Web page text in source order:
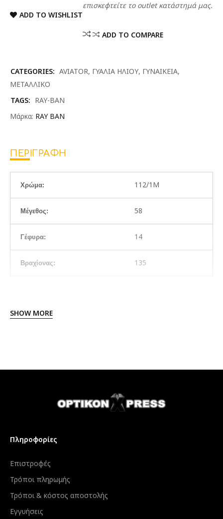
επισκεφτείτε το outlet κατάστημά μας.
ADD TO WISHLIST
ADD TO COMPARE
CATEGORIES: AVIATOR, ΓΥΑΛΙΑ ΗΛΙΟΥ, ΓΥΝΑΙΚΕΙΑ,
ΜΕΤΑΛΛΙΚΟ
TAGS: RAY-BAN
Μάρκα: RAY BAN
ΠΕΡΙΓΡΑΦΉ
Χρώμα: 112/1M
Μέγεθος: 58
Γέφυρα: 14
Βραχίονας: 135
SHOW MORE
Πληροφορίες
Επιστροφές
Τρόποι πληρωμής
Τρόποι & κόστος αποστολής
Εγγυήσεις